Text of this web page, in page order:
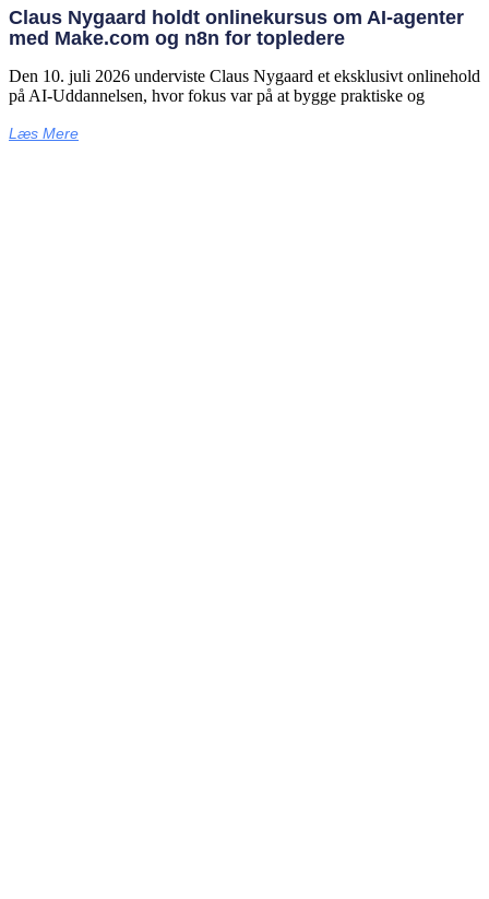
Claus Nygaard holdt onlinekursus om AI‑agenter
med Make.com og n8n for topledere
Den 10. juli 2026 underviste Claus Nygaard et eksklusivt onlinehold
på AI‑Uddannelsen, hvor fokus var på at bygge praktiske og
Læs Mere